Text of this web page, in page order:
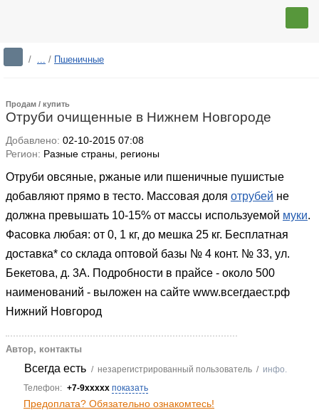
/ ... / Пшеничные
Продам / купить
Отруби очищенные в Нижнем Новгороде
Добавлено: 02-10-2015 07:08
Регион: Разные страны, регионы
Отруби овсяные, ржаные или пшеничные пушистые
добавляют прямо в тесто. Массовая доля отрубей не
должна превышать 10-15% от массы используемой муки.
Фасовка любая: от 0, 1 кг, до мешка 25 кг. Бесплатная
доставка* со склада оптовой базы № 4 конт. № 33, ул.
Бекетова, д. 3А. Подробности в прайсе - около 500
наименований - выложен на сайте www.всегдаест.рф
Нижний Новгород
Автор, контакты
Всегда есть / незарегистрированный пользователь / инфо.
Телефон: +7-9xxxxx показать
Предоплата? Обязательно ознакомтесь!